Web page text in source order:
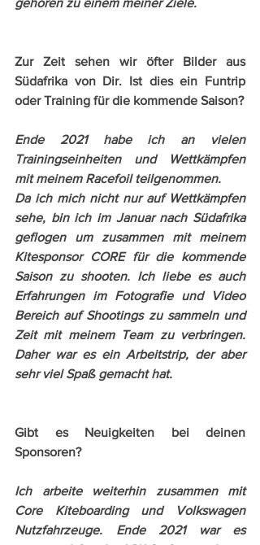
gehören zu einem meiner Ziele.
Zur Zeit sehen wir öfter Bilder aus
Südafrika von Dir. Ist dies ein Funtrip
oder Training für die kommende Saison?
Ende 2021 habe ich an vielen
Trainingseinheiten und Wettkämpfen
mit meinem Racefoil teilgenommen.
Da ich mich nicht nur auf Wettkämpfen
sehe, bin ich im Januar nach Südafrika
geflogen um zusammen mit meinem
Kitesponsor CORE für die kommende
Saison zu shooten. Ich liebe es auch
Erfahrungen im Fotografie und Video
Bereich auf Shootings zu sammeln und
Zeit mit meinem Team zu verbringen.
Daher war es ein Arbeitstrip, der aber
sehr viel Spaß gemacht hat.
Gibt es Neuigkeiten bei deinen
Sponsoren?
Ich arbeite weiterhin zusammen mit
Core Kiteboarding und Volkswagen
Nutzfahrzeuge. Ende 2021 war es